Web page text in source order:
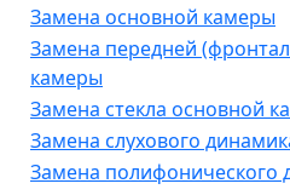
Замена основной камеры
Замена передней
камеры
Замена стекла основной
Замена слухового
Замена полифонического